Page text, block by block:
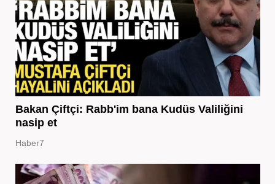
Bakan Çiftçi: Rabb'im bana Kudüs Valiliğini
nasip et
Haber7